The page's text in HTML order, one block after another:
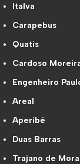
Italva
Carapebus
Quatis
Cardoso
Engenheiro
Areal
Aperibé
Duas Barras
Trajano de